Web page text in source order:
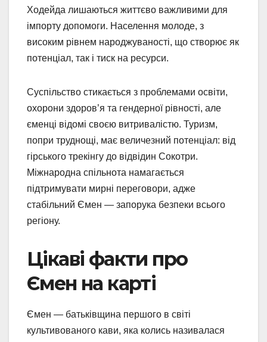
Ходейда лишаються життєво важливими для
імпорту допомоги. Населення молоде, з
високим рівнем народжуваності, що створює як
потенціал, так і тиск на ресурси.
Суспільство стикається з проблемами освіти,
охорони здоров’я та гендерної рівності, але
єменці відомі своєю витривалістю. Туризм,
попри труднощі, має величезний потенціал: від
гірського трекінгу до відвідин Сокотри.
Міжнародна спільнота намагається
підтримувати мирні переговори, адже
стабільний Ємен — запорука безпеки всього
регіону.
Цікаві факти про
Ємен на карті
Ємен — батьківщина першого в світі
культивованого кави, яка колись називалася